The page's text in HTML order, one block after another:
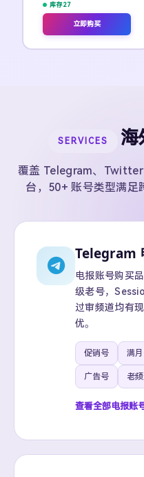
库存 27
立即购买
SERVICES 海
覆盖 Telegram、
台，50+ 账号类型满足
Telegram
电报账号购买
级老号，
过审频道均有
优。
促销号 满
广告号 老
查看全部电报账